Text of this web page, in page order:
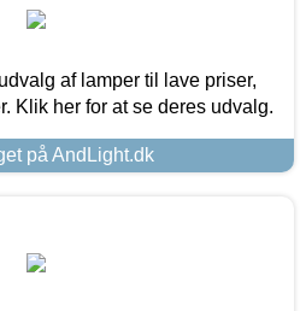
af lamper til lave priser,
Klik her for at se deres udvalg.
på AndLight.dk